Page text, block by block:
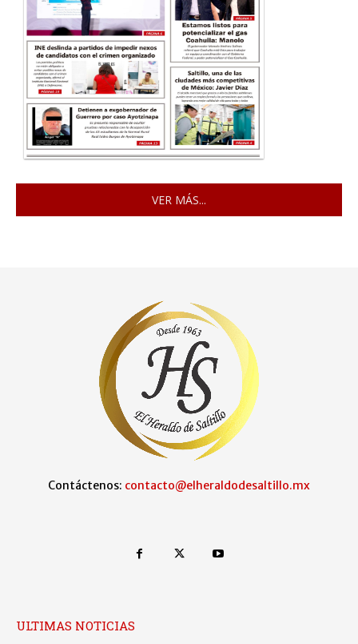
VER MÁS...
Contáctenos: contacto@elheraldodesaltillo.mx
ULTIMAS NOTICIAS